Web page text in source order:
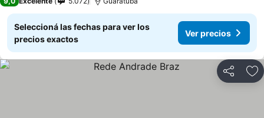
Seleccioná las fechas para ver los
precios exactos
Ver precios
Compartir